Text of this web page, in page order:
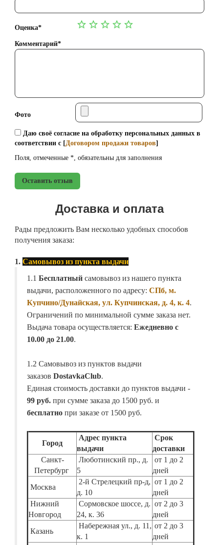
Оценка*
Комментарий*
Фото
Даю своё согласие на обработку персональных данных в
соответствии с [Договором продажи товаров]
Поля, отмеченные *, обязательны для заполнения
Оставить отзыв
Доставка и оплата
Рады предложить Вам несколько удобных способов
получения заказа:
1. Самовывоз из пункта выдачи
1.1 Бесплатный самовывоз из нашего пункта
выдачи, расположенного по адресу: СПб, м.
Купчино/Дунайская, ул. Купчинская, д. 4, к. 4.
Ограничений по минимальной сумме заказа нет.
Выдача товара осуществляется: Ежедневно с
10.00 до 21.00.
1.2 Самовывоз из пунктов выдачи
заказов DostavkaClub.
Единая стоимость доставки до пунктов выдачи -
99 руб. при сумме заказа до 1500 руб. и
бесплатно при заказе от 1500 руб.
Город
Адрес пункта
выдачи
Срок
доставки
Санкт-
Петербург
Люботинский пр., д.
5
от 1 до 2
дней
Москва
2-й Стрелецкий пр-д,
д. 10
от 1 до 2
дней
Нижний
Новгород
Сормовское шоссе, д.
24, к. 36
от 2 до 3
дней
Казань
Набережная ул., д. 11,
к. 1
от 2 до 3
дней